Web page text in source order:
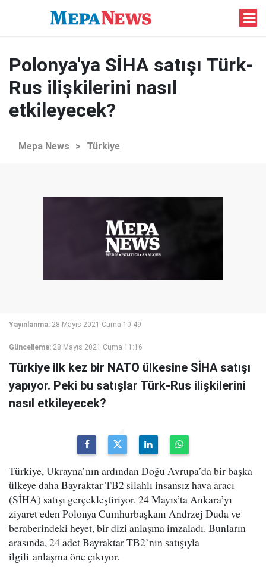
Polonya'ya SİHA satışı Türk-
Rus ilişkilerini nasıl
etkileyecek?
Mepa News > Türkiye
Yayınlanma: 28 Mayıs 2021 Cuma 10:49
Güncelleme: 28 Mayıs 2021 Cuma 11:16
Türkiye ilk kez bir NATO ülkesine SİHA satışı
yapıyor. Peki bu satışlar Türk-Rus ilişkilerini
nasıl etkileyecek?
Türkiye, Ukrayna’nın ardından Doğu Avrupa’da bir başka
ülkeye daha Bayraktar TB2 silahlı insansız hava aracı
(SİHA) satışı gerçekleştiriyor. 24 Mayıs’ta Ankara’yı
ziyaret eden Polonya Cumhurbaşkanı Andrzej Duda ve
beraberindeki heyet, bir dizi anlaşma imzaladı. Bunların
arasında, 24 adet Bayraktar TB2’nin satışıyla
ilgili anlaşma öne çıkıyor.